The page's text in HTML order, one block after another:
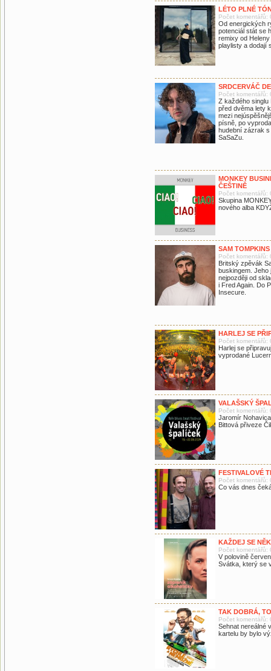
LÉTO PLNÉ
Počet komentářů:
Od energických
potenciál stát se
remixy od
playlisty a dodají
SRDCERVÁČ
Počet komentářů:
Z každého singlu
před dvěma lety
mezi
písně, po
hudební zázrak
SaSaZu.
MONKEY
ČEŠTINĚ
Počet komentářů:
Skupina
nového alba
SAM
Počet komentářů:
Britský zpěvák
buskingem. Jeho
nejpozději od
i Fred Again. Do
Insecure.
HARLEJ SE
Počet komentářů:
Harlej se
vyprodané
VALAŠSKÝ
Počet komentářů:
Jaromír
Bittová přiveze
FESTIVALOVÉ
Počet komentářů:
Co vás dnes
KAŽDEJ SE
Počet komentářů:
V polovině
Svátka, který se
TAK DOBRÁ,
Počet komentářů:
Sehnat nereálné
kartelu by bylo